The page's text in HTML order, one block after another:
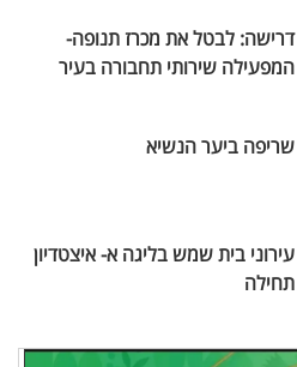
דרישה: לבטל את מכרז תנופה-
המפעילה שירותי תחבורה בעיר
שריפה ביער הנשיא
עירוני בית שמש בליגה א- איצטדיון
תחילה